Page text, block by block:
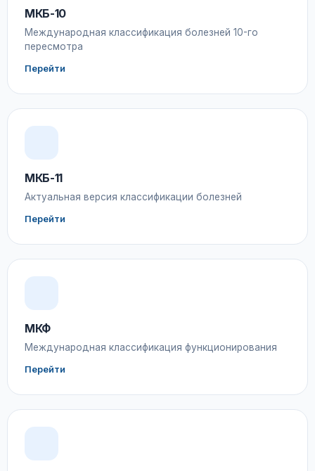
МКБ-10
Международная классификация болезней 10-го
пересмотра
Перейти
МКБ-11
Актуальная версия классификации болезней
Перейти
МКФ
Международная классификация функционирования
Перейти